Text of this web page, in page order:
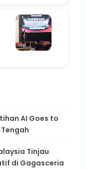
AI Goes to
Tinjau
di Gagasceria